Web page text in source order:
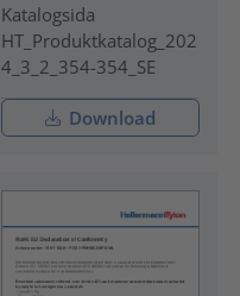
Katalogsida
HT_Produktkatalog_202
4_3_2_354-354_SE
Download